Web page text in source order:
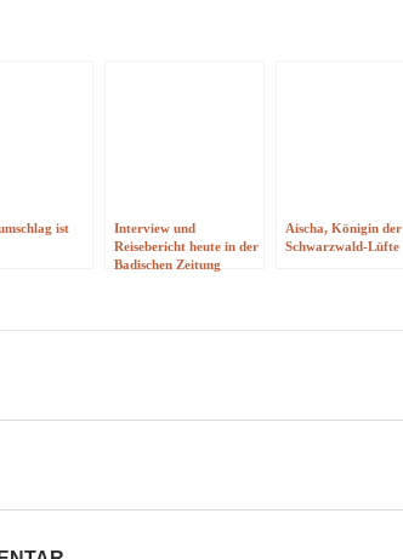
ist
Interview und
Reisebericht heute in der
Badischen Zeitung
Aischa, Königin der
Schwarzwald-Lüfte